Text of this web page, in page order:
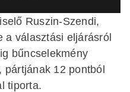
Ruszin-Szendi,
a választási eljárásról
bűncselekmény
pártjának 12 pontból
tiporta.